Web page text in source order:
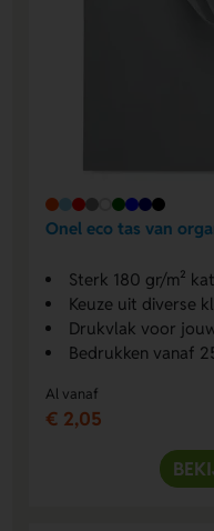
Onel eco tas van
Sterk 180 gr/m²
Keuze uit diverse
Drukvlak voor
Bedrukken vanaf
Al vanaf
€ 2,05